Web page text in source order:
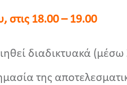
στις 18.00 – 19.00
διαδικτυακά (μέσω
της